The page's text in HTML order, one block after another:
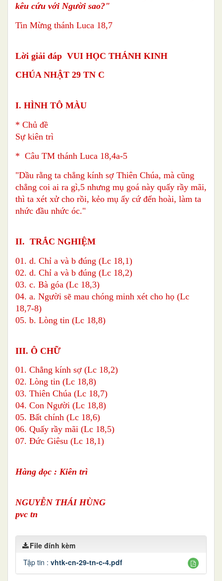
kêu cứu với Người sao?"
Tin Mừng thánh Luca 18,7
Lời giải đáp VUI HỌC THÁNH KINH
CHÚA NHẬT 29 TN C
I. HÌNH TÔ MÀU
* Chủ đề
Sự kiên trì
* Câu TM thánh Luca 18,4a-5
"Dầu rằng ta chẳng kính sợ Thiên Chúa, mà cũng
chẳng coi ai ra gì,5 nhưng mụ goá này quấy rầy mãi,
thì ta xét xử cho rồi, kẻo mụ ấy cứ đến hoài, làm ta
nhức đầu nhức óc."
II. TRẮC NGHIỆM
01. d. Chỉ a và b đúng (Lc 18,1)
02. d. Chỉ a và b đúng (Lc 18,2)
03. c. Bà góa (Lc 18,3)
04. a. Người sẽ mau chóng minh xét cho họ (Lc
18,7-8)
05. b. Lòng tin (Lc 18,8)
III. Ô CHỮ
01. Chẳng kính sợ (Lc 18,2)
02. Lòng tin (Lc 18,8)
03. Thiên Chúa (Lc 18,7)
04. Con Người (Lc 18,8)
05. Bất chính (Lc 18,6)
06. Quấy rầy mãi (Lc 18,5)
07. Đức Giêsu (Lc 18,1)
Hàng dọc : Kiên trì
NGUYỄN THÁI HÙNG
pvc tn
File đính kèm
Tập tin : vhtk-cn-29-tn-c-4.pdf